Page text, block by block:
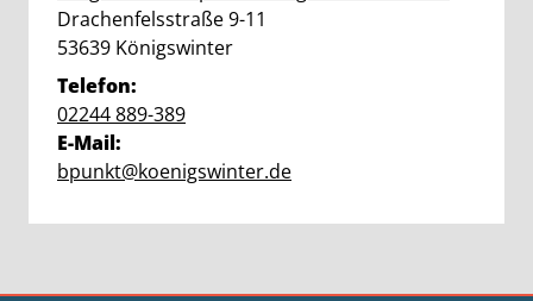
Straße:
DrachenfelsstraßeHausnummer:
9-11
PLZ:
53639 Ort:
Königswinter
Telefon:
02244 889-389
E-Mail:
bpunkt@koenigswinter.de